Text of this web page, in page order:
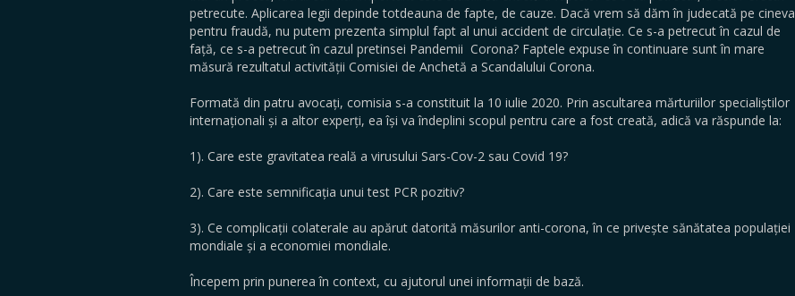
petrecute. Aplicarea legii depinde totdeauna de fapte, de cauze. Dacă vrem să dăm în judecată pe cineva
pentru fraudă, nu putem prezenta simplul fapt al unui accident de circulație. Ce s-a petrecut în cazul de
față, ce s-a petrecut în cazul pretinsei Pandemii Corona? Faptele expuse în continuare sunt în mare
măsură rezultatul activității Comisiei de Anchetă a Scandalului Corona.
Formată din patru avocați, comisia s-a constituit la 10 iulie 2020. Prin ascultarea mărturiilor specialiștilor
internaționali și a altor experți, ea își va îndeplini scopul pentru care a fost creată, adică va răspunde la:
1). Care este gravitatea reală a virusului Sars-Cov-2 sau Covid 19?
2). Care este semnificația unui test PCR pozitiv?
3). Ce complicații colaterale au apărut datorită măsurilor anti-corona, în ce privește sănătatea populației
mondiale și a economiei mondiale.
Începem prin punerea în context, cu ajutorul unei informații de bază.